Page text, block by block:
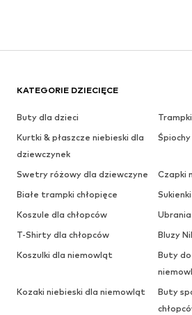
KATEGORIE DZIECIĘCE
Buty dla dzieci
Kurtki & płaszcze niebieski dla
dziewczynek
Swetry różowy dla dziewczyne
Czapki
Białe trampki chłopięce
Koszule dla chłopców
T-Shirty dla chłopców
Bluzy
Koszulki dla niemowląt
Buty
Kozaki niebieski dla niemowląt
Buty